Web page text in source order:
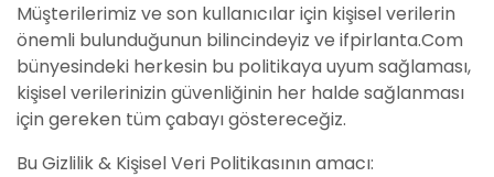
Müşterilerimiz ve son kullanıcılar için kişisel verilerin
önemli bulunduğunun bilincindeyiz ve ifpirlanta.Com
bünyesindeki herkesin bu politikaya uyum sağlaması,
kişisel verilerinizin güvenliğinin her halde sağlanması
için gereken tüm çabayı göstereceğiz.
Bu Gizlilik & Kişisel Veri Politikasının amacı: